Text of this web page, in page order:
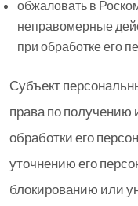
обжаловать в
неправомерные
при обработке его
Субъект
права по
обработки его
уточнению его
блокированию или